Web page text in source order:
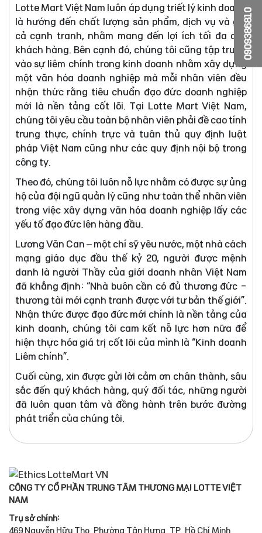
Lotte Mart Việt Nam luôn áp dụng triết lý kinh doanh
là hướng đến chất lượng sản phẩm, dịch vụ và giá
cả cạnh tranh, nhằm mang đến lợi ích tối đa cho
khách hàng. Bên cạnh đó, chúng tôi cũng tập trung
vào sự liêm chính trong kinh doanh nhằm xây dựng
một văn hóa doanh nghiệp mà mỗi nhân viên đều
nhận thức rằng tiêu chuẩn đạo đức doanh nghiệp
mới là nền tảng cốt lõi. Tại Lotte Mart Việt Nam,
chúng tôi yêu cầu toàn bộ nhân viên phải đề cao tính
trung thực, chính trực và tuân thủ quy định luật
pháp Việt Nam cũng như các quy định nội bộ trong
công ty.
Theo đó, chúng tôi luôn nỗ lực nhằm có được sự ủng
hộ của đội ngũ quản lý cũng như toàn thể nhân viên
trong việc xây dựng văn hóa doanh nghiệp lấy các
yếu tố đạo đức lên hàng đầu.
Lương Văn Can – một chí sỹ yêu nước, một nhà cách
mạng giáo dục đầu thế kỷ 20, người được mệnh
danh là người Thầy của giới doanh nhân Việt Nam
đã khẳng định: “Nhà buôn cần có đủ thương đức -
thương tài mới cạnh tranh được với tư bản thế giới”.
Nhận thức được đạo đức mới chính là nền tảng của
kinh doanh, chúng tôi cam kết nỗ lực hơn nữa để
hiện thực hóa giá trị cốt lõi của mình là “Kinh doanh
Liêm chính”.
Cuối cùng, xin được gửi lời cảm ơn chân thành, sâu
sắc đến quý khách hàng, quý đối tác, những người
đã luôn quan tâm và đồng hành trên bước đường
phát triển của chúng tôi.
CÔNG TY CỔ PHẦN TRUNG TÂM THƯƠNG MẠI LOTTE VIỆT
NAM
Trụ sở chính:
469 Nguyễn Hữu Thọ, Phường Tân Hưng, TP. Hồ Chí Minh
0909386810